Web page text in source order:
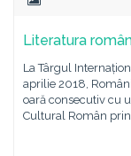
Literatura
La Târgul
aprilie 2018,
oară consecutiv cu
Cultural Român